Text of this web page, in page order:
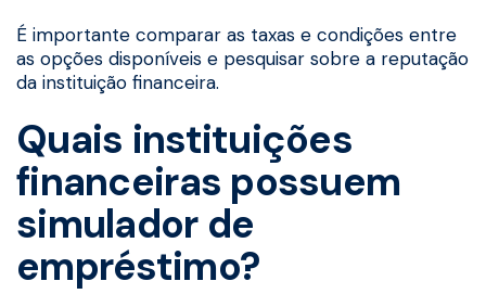
É importante comparar as taxas e condições entre
as opções disponíveis e pesquisar sobre a reputação
da instituição financeira.
Quais instituições
financeiras possuem
simulador de
empréstimo?